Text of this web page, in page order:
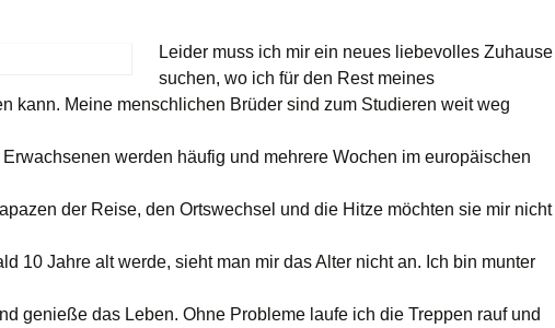
Leider muss ich mir ein neues liebevolles Zuhause
suchen, wo ich für den Rest meines
kann. Meine menschlichen Brüder sind zum Studieren weit weg
werden häufig und mehrere Wochen im europäischen
der Reise, den Ortswechsel und die Hitze möchten sie mir nicht
10 Jahre alt werde, sieht man mir das Alter nicht an. Ich bin munter
genieße das Leben. Ohne Probleme laufe ich die Treppen rauf und